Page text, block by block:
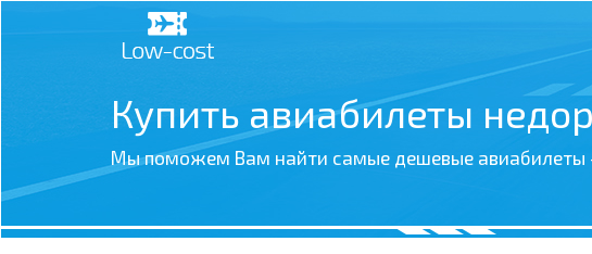
Купить авиабилеты
Мы поможем Вам найти самые дешевые авиабилеты